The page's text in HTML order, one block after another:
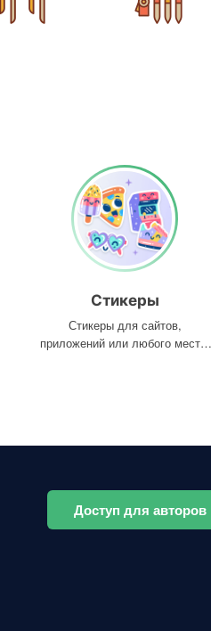
Стикеры
Стикеры для сайтов,
приложений или любого места,
Доступ для авторов